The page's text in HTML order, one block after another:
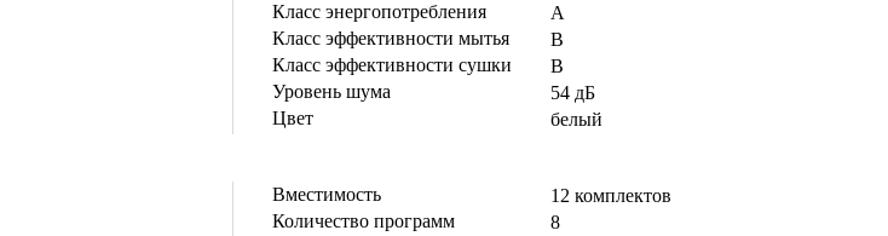
Класс энергопотребления
A
Класс эффективности мытья
B
Класс эффективности сушки
B
Уровень шума
54 дБ
Цвет
белый
Вместимость
12 комплектов
Количество программ
8